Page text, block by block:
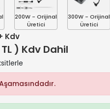
200W - Orijinal
Üretici
300W - Orijinal
Üretici
Kdv
) Kdv Dahil